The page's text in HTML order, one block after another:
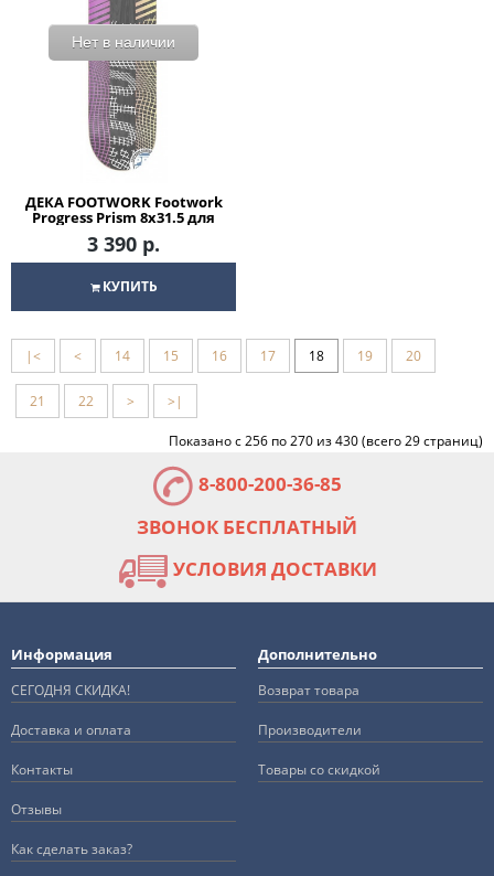
Нет в наличии
ДЕКА FOOTWORK Footwork
Progress Prism 8x31.5 для
скейтборда
3 390 р.
КУПИТЬ
|< < 14 15 16 17 18 19 20
21 22 > >|
Показано с 256 по 270 из 430 (всего 29 страниц)
8-800-200-36-85
ЗВОНОК БЕСПЛАТНЫЙ
УСЛОВИЯ ДОСТАВКИ
Информация
СЕГОДНЯ СКИДКА!
Доставка и оплата
Контакты
Отзывы
Как сделать заказ?
Дополнительно
Возврат товара
Производители
Товары со скидкой